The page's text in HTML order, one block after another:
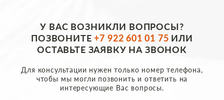
У ВАС ВОЗНИКЛИ ВОПРОСЫ?
ПОЗВОНИТЕ+7 922 601 01 75 ИЛИ
ОСТАВЬТЕ ЗАЯВКУ НА ЗВОНОК
Для консультации нужен только номер телефона,
чтобы мы могли позвонить и ответить на
интересующие Вас вопросы.